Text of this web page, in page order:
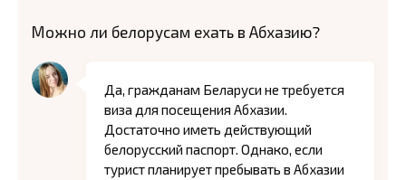
Можно ли белорусам ехать в Абхазию?
Да, гражданам Беларуси не требуется
виза для посещения Абхазии.
Достаточно иметь действующий
белорусский паспорт. Однако, если
турист планирует пребывать в Абхазии